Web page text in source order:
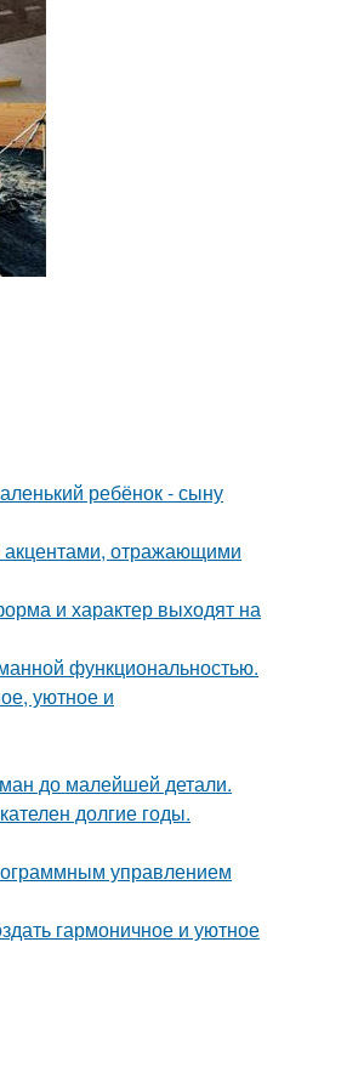
ребёнок - сыну
акцентами, отражающими
и характер выходят на
функциональностью.
уютное и
до малейшей детали.
долгие годы.
управлением
гармоничное и уютное